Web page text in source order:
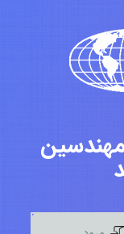
نفری مهندسین